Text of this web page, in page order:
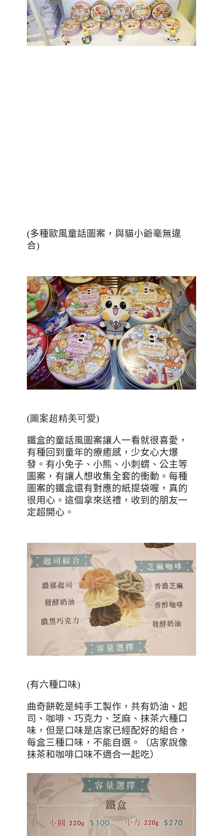
(多種歐風童話圖案，與貓小爺毫無違
合)
(圖案超精美可愛)
鐵盒的童話風圖案讓人一看就很喜愛，
有種回到童年的療癒感，少女心大爆
發。有小免子、小熊、小刺蝟、公主等
圖案，有讓人想收集全套的衝動。每種
圖案的鐵盒還有對應的紙提袋喔，真的
很用心。這個拿來送禮，收到的朋友一
定超開心。
(有六種口味)
曲奇餅乾是純手工製作，共有奶油、起
司、咖啡、巧克力、芝麻、抹茶六種口
味，但是口味是店家已經配好的組合，
每盒三種口味，不能自選。（店家說像
抹茶和咖啡口味不適合一起吃）